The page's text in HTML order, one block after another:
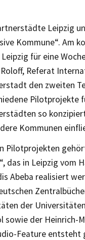
Leipzig
Kommune“. Am
für eine
Referat
den zweiten
Pilotprojekte
so
Kommunen
Pilotprojekten
das in Leipzig vom
Abeba realisiert
der
sowie der Heinrich-
Feature entsteht